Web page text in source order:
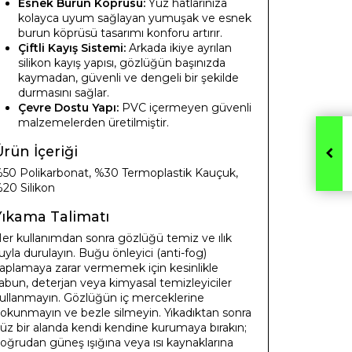
Esnek Burun Köprüsü: Yüz hatlarınıza
kolayca uyum sağlayan yumuşak ve esnek
burun köprüsü tasarımı konforu artırır.
Çiftli Kayış Sistemi: Arkada ikiye ayrılan
silikon kayış yapısı, gözlüğün başınızda
kaymadan, güvenli ve dengeli bir şekilde
durmasını sağlar.
Çevre Dostu Yapı: PVC içermeyen güvenli
malzemelerden üretilmiştir.
İçeriği
Polikarbonat, %30 Termoplastik Kauçuk,
Silikon
Talimatı
kullanımdan sonra gözlüğü temiz ve ılık
durulayın. Buğu önleyici (anti-fog)
zarar vermemek için kesinlikle
deterjan veya kimyasal temizleyiciler
Gözlüğün iç merceklerine
ve bezle silmeyin. Yıkadıktan sonra
bir alanda kendi kendine kurumaya bırakın;
güneş ışığına veya ısı kaynaklarına